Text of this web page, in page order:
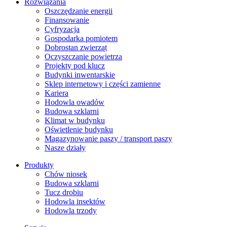
Rozwiązania
​Oszczędzanie energii
Finansowanie
Cyfryzacja
Gospodarka pomiotem
Dobrostan zwierząt
Oczyszczanie powietrza
Projekty pod klucz
Budynki inwentarskie
Sklep internetowy i części zamienne
Kariera
Hodowla owadów
Budowa szklarni
Klimat w budynku
Oświetlenie budynku
Magazynowanie paszy / transport paszy
Nasze działy
Produkty
Chów niosek
Budowa szklarni
Tucz drobiu
Hodowla insektów
Hodowla trzody